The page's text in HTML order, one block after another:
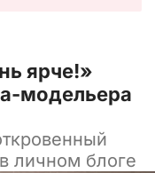
ярче!»
модельера
личном блоге